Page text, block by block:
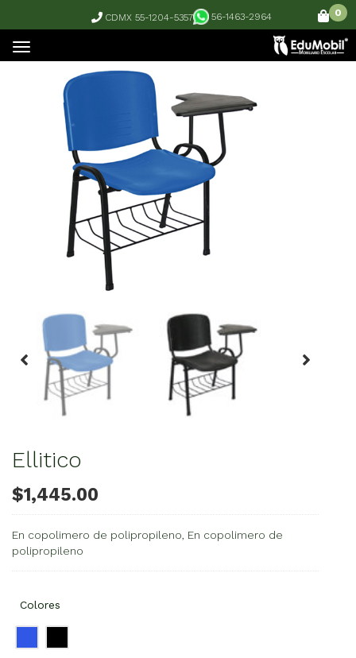
CDMX 55-1204-5357 56-1463-2964 0
Ellitico
$1,445.00
En copolimero de polipropileno, En copolimero de
polipropileno
Colores